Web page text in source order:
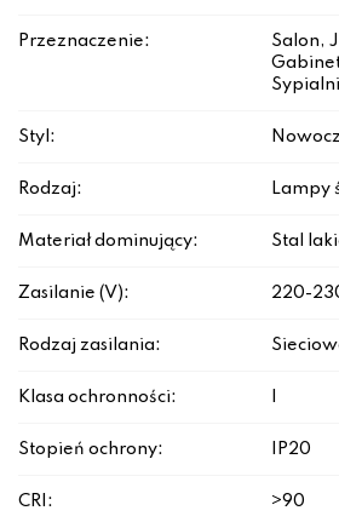
Przeznaczenie:
Salon,
Styl:
Rodzaj: Lampy
Materiał dominujący: Stal
Zasilanie (V): 220-
Rodzaj zasilania:
Klasa ochronności:
Stopień ochrony: IP20
CRI: >90